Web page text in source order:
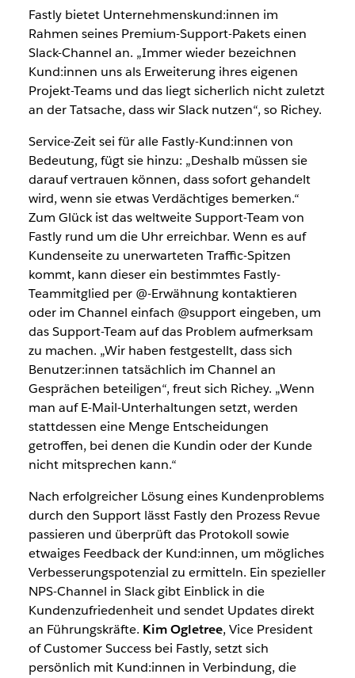
Fastly bietet Unternehmenskund:innen im
Rahmen seines Premium-Support-Pakets einen
Slack-Channel an. „Immer wieder bezeichnen
Kund:innen uns als Erweiterung ihres eigenen
Projekt-Teams und das liegt sicherlich nicht zuletzt
an der Tatsache, dass wir Slack nutzen“, so Richey.
Service-Zeit sei für alle Fastly-Kund:innen von
Bedeutung, fügt sie hinzu: „Deshalb müssen sie
darauf vertrauen können, dass sofort gehandelt
wird, wenn sie etwas Verdächtiges bemerken.“
Zum Glück ist das weltweite Support-Team von
Fastly rund um die Uhr erreichbar. Wenn es auf
Kundenseite zu unerwarteten Traffic-Spitzen
kommt, kann dieser ein bestimmtes Fastly-
Teammitglied per @-Erwähnung kontaktieren
oder im Channel einfach @support eingeben, um
das Support-Team auf das Problem aufmerksam
zu machen. „Wir haben festgestellt, dass sich
Benutzer:innen tatsächlich im Channel an
Gesprächen beteiligen“, freut sich Richey. „Wenn
man auf E-Mail-Unterhaltungen setzt, werden
stattdessen eine Menge Entscheidungen
getroffen, bei denen die Kundin oder der Kunde
nicht mitsprechen kann.“
Nach erfolgreicher Lösung eines Kundenproblems
durch den Support lässt Fastly den Prozess Revue
passieren und überprüft das Protokoll sowie
etwaiges Feedback der Kund:innen, um mögliches
Verbesserungspotenzial zu ermitteln. Ein spezieller
NPS-Channel in Slack gibt Einblick in die
Kundenzufriedenheit und sendet Updates direkt
an Führungskräfte. Kim Ogletree, Vice President
of Customer Success bei Fastly, setzt sich
persönlich mit Kund:innen in Verbindung, die